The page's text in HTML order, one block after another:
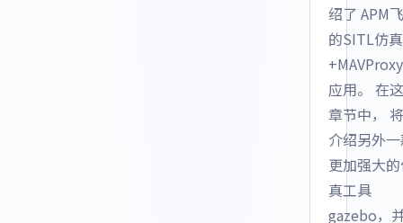
绍了 APM
的SITL仿真
应用。 在
章节中，
介绍另外
更加强大
真工具
gazebo，